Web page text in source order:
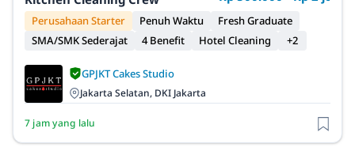
Perusahaan Starter Penuh Waktu
Fresh Graduate
SMA/SMK Sederajat
4 Benefit Hotel Cleaning +2
GPJKT Cakes Studio
Jakarta Selatan, DKI Jakarta
7 jam yang lalu